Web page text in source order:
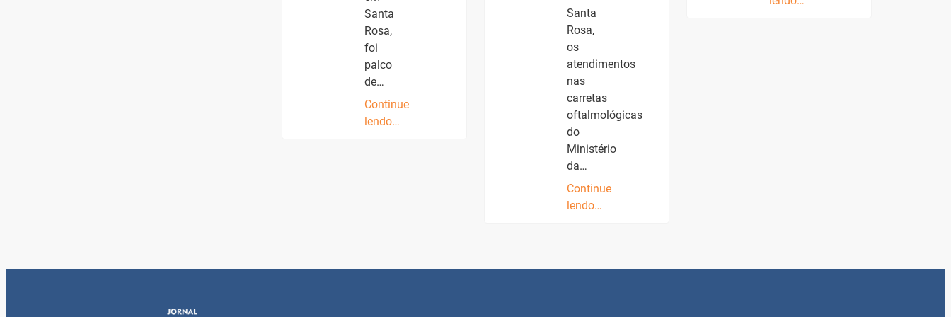
Santa
Rosa,
foi
palco
de…
Continue
lendo…
Santa
Rosa,
os
atendimentos
nas
carretas
oftalmológicas
do
Ministério
da…
Continue
lendo…